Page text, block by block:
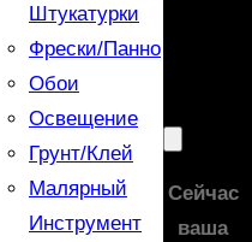
Штукатурки
Фрески/панно
Обои
Освещение
Грунт/Клей
Малярный
Инструмент
Сейчас
ваша